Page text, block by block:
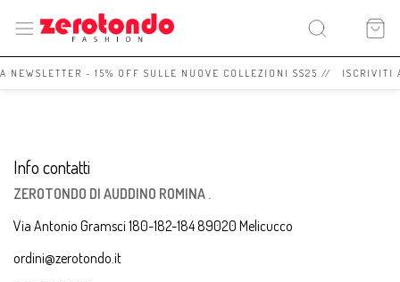
NEWSLETTER - 15% OFF SULLE NUOVE COLLEZIONI SS25 //
Info contatti
ZEROTONDO DI AUDDINO ROMINA .
Via Antonio Gramsci 180-182-184 89020 Melicucco
ordini@zerotondo.it